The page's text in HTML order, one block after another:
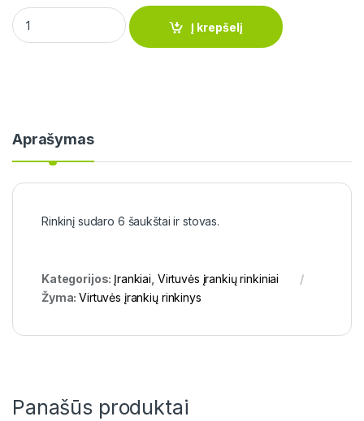
PETERHOF virtuvės įrankių rinkinys 12145 quantity
Į krepšelį
Aprašymas
Rinkinį sudaro 6 šaukštai ir stovas.
Kategorijos: Įrankiai, Virtuvės įrankių rinkiniai
Žyma:Virtuvės įrankių rinkinys
Panašūs produktai